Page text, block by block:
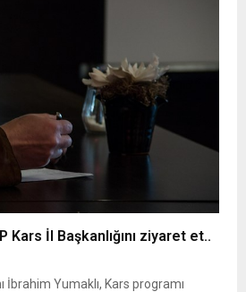
Kars İl Başkanlığını ziyaret et..
İbrahim Yumaklı, Kars programı